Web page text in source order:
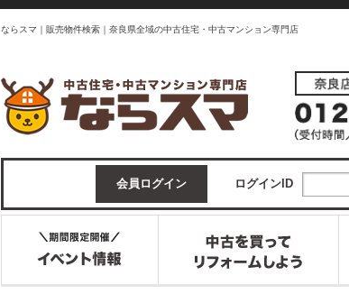
ならスマ｜販売物件検索｜奈良県全域の中古住宅・中古マンション専門店
会員ログイン ログインID